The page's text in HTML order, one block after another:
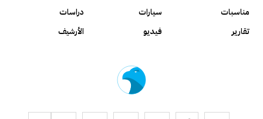
مناسبات
سيارات
دراسات
تقارير
فيديو الأرشيف